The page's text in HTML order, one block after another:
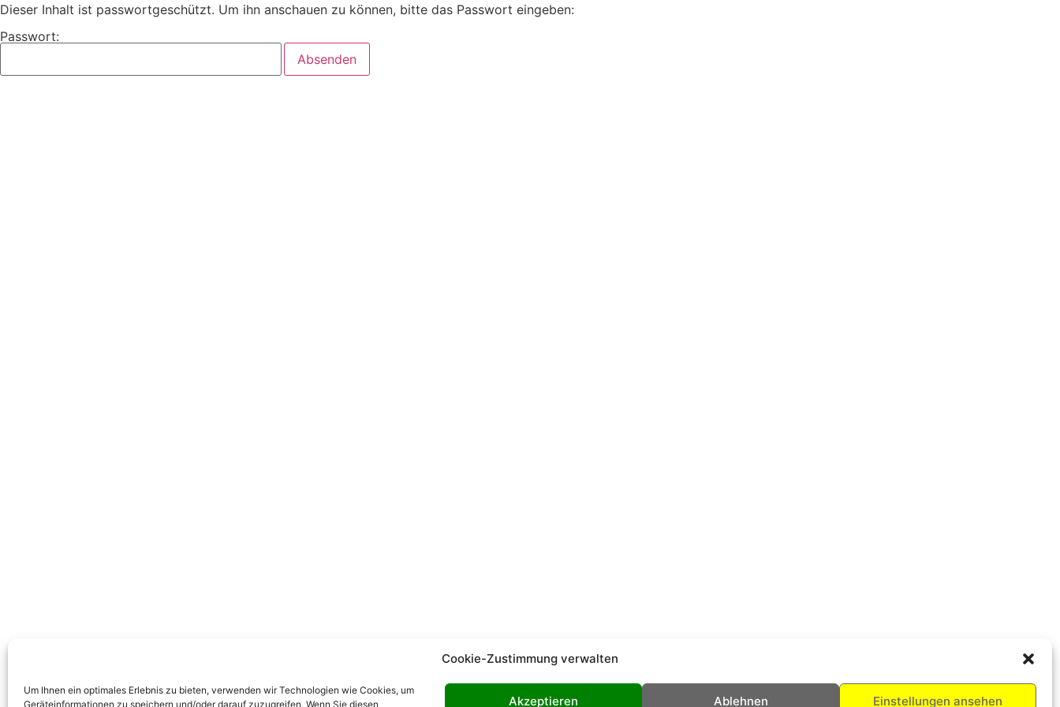
Cookie-Zustimmung verwalten
Um Ihnen ein optimales Erlebnis zu bieten, verwenden wir Technologien wie Cookies, um
Geräteinformationen zu speichern und/oder darauf zuzugreifen. Wenn Sie diesen
Akzeptieren Ablehnen Einstellungen ansehen
Dieser Inhalt ist passwortgeschützt. Um ihn anschauen zu können, bitte das Passwort eingeben:
Passwort: